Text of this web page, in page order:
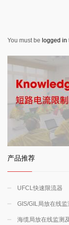
You must be logged in
产品推荐
UFCL快速限流器
GIS/GIL局放在线
海缆局放在线监测